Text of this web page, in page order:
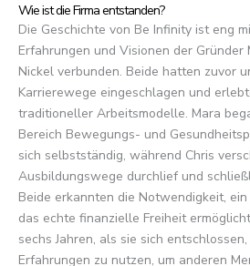
Wie ist die Firma entstanden?
Die Geschichte von Be Infinity ist eng
Erfahrungen und Visionen der Gründer
Nickel verbunden. Beide hatten zuvor
Karrierewege eingeschlagen und
traditioneller Arbeitsmodelle. Mara
Bereich Bewegungs- und
sich selbstständig, während Chris
Ausbildungswege durchlief und
Beide erkannten die Notwendigkeit,
das echte finanzielle Freiheit
sechs Jahren, als sie sich
Erfahrungen zu nutzen, um anderen